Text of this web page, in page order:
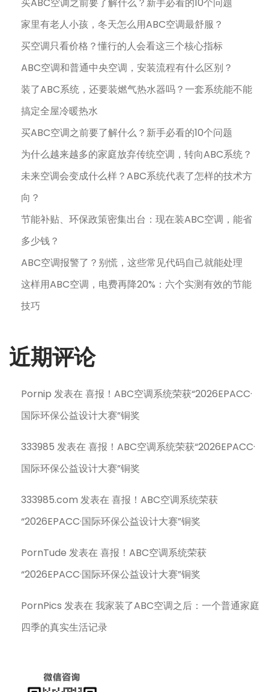
家里有老人小孩，冬天怎么用ABC空调最舒服？
买空调只看价格？懂行的人会看这三个核心指标
ABC空调和普通中央空调，安装流程有什么区别？
装了ABC系统，还要装燃气热水器吗？一套系统能不能
搞定全屋冷暖热水
买ABC空调之前要了解什么？新手必看的10个问题
为什么越来越多的家庭放弃传统空调，转向ABC系统？
未来空调会变成什么样？ABC系统代表了怎样的技术方
向？
节能补贴、环保政策密集出台：现在装ABC空调，能省
多少钱？
ABC空调报警了？别慌，这些常见代码自己就能处理
这样用ABC空调，电费再降20%：六个实测有效的节能
技巧
近期评论
Pornip 发表在喜报！ABC空调系统荣获“2026EPACC·
国际环保公益设计大赛”铜奖
333985 发表在喜报！ABC空调系统荣获“2026EPACC·
国际环保公益设计大赛”铜奖
333985.com 发表在喜报！ABC空调系统荣获
“2026EPACC·国际环保公益设计大赛”铜奖
PornTude 发表在喜报！ABC空调系统荣获
“2026EPACC·国际环保公益设计大赛”铜奖
PornPics 发表在我家装了ABC空调之后：一个普通家庭
四季的真实生活记录